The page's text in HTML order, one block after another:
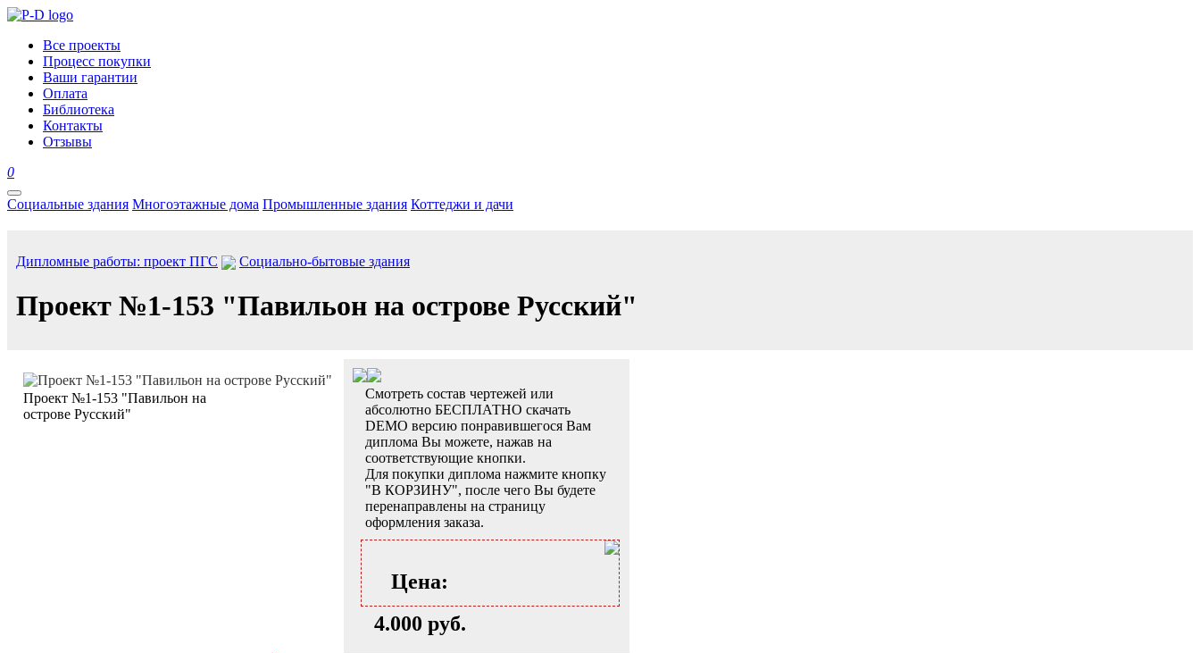
Все проекты
Процесс покупки
Ваши гарантии
Оплата
Библиотека
Контакты
Отзывы
0
Социальные здания Многоэтажные дома Промышленные здания Коттеджи и дачи
Дипломные работы: проект ПГС Социально-бытовые здания
Проект №1-153 "Павильон на острове Русский"
Проект №1-153 "Павильон на
острове Русский"
Смотреть состав чертежей или
абсолютно БЕСПЛАТНО скачать
DEMO версию понравившегося Вам
диплома Вы можете, нажав на
соответствующие кнопки.
Для покупки диплома нажмите кнопку
"В КОРЗИНУ", после чего Вы будете
перенаправлены на страницу
оформления заказа.
Цена:
4.000 руб.